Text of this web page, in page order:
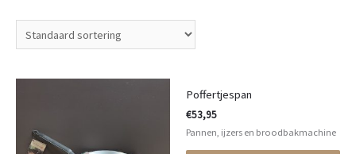
Poffertjespan
€53,95
Pannen, ijzers en broodbakmachine